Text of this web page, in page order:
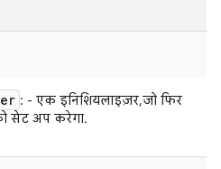
: - एक इनिशियलाइज़र, जो फिर
सेट अप करेगा.